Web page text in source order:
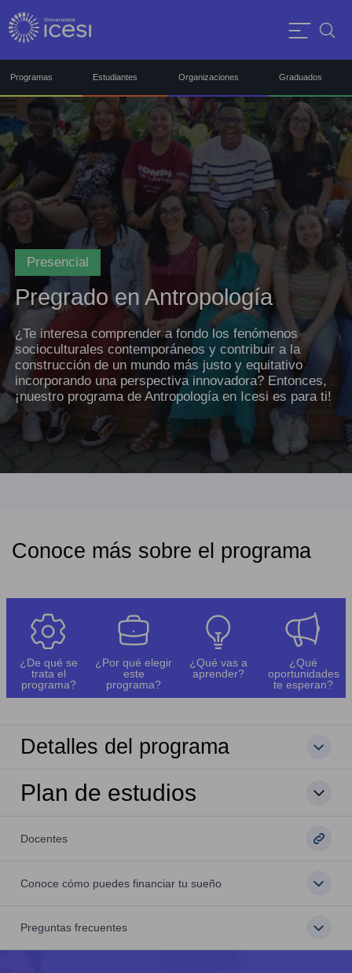
Programas Estudiantes Organizaciones Graduados
Presencial
Pregrado en Antropología
¿Te interesa comprender a fondo los fenómenos
socioculturales contemporáneos y contribuir a la
construcción de un mundo más justo y equitativo
incorporando una perspectiva innovadora? Entonces,
¡nuestro programa de Antropología en Icesi es para ti!
Conoce más sobre el programa
¿De qué se
trata el
programa?
¿Por qué elegir
este
programa?
¿Qué vas a
aprender?
¿Qué
oportunidades
te esperan?
Detalles del programa
Plan de estudios
Docentes
Conoce cómo puedes financiar tu sueño
Preguntas frecuentes